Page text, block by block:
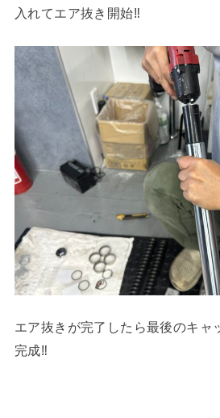
入れてエア抜き開始‼︎
エア抜きが完了したら最後のキャ
完成‼︎